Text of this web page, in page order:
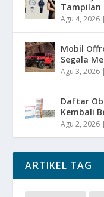
Tampilan
Agu 4, 2026 |
Mobil
Segala
Agu 3, 2026 |
Daftar
Kembali
Agu 2, 2026 |
ARTIKEL TAG